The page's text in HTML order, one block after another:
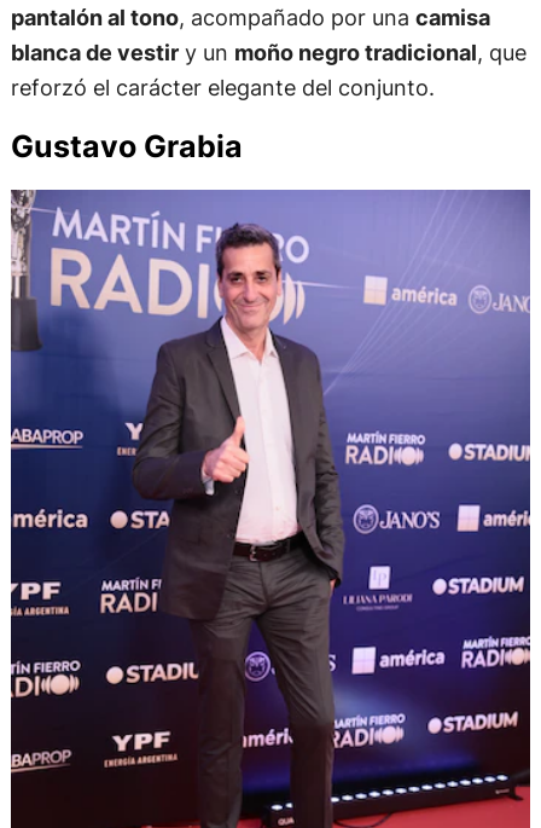
pantalón al tono, acompañado por una camisa
blanca de vestiry un moño negro tradicional, que
reforzó el carácter elegante del conjunto.
Gustavo Grabia